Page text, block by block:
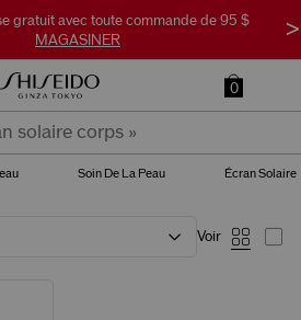
des commandes de plus de 50 $
MAGASINER
>
0
Soin De La Peau Écran Solaire
Voir